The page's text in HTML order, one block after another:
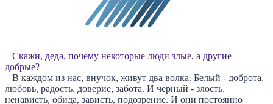
– Скажи, деда, почему некоторые люди злые, а другие
добрые?
– В каждом из нас, внучок, живут два волка. Белый - доброта,
любовь, радость, доверие, забота. И чёрный - злость,
ненависть, обида, зависть, подозрение. И они постоянно